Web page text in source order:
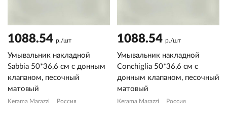
1088.54 р./шт
Умывальник накладной
Sabbia 50*36,6 см с донным
клапаном, песочный
матовый
Kerama Marazzi Россия
1088.54 р./шт
Умывальник накладной
Conchiglia 50*36,6 см с
донным клапаном, песочный
матовый
Kerama Marazzi Россия